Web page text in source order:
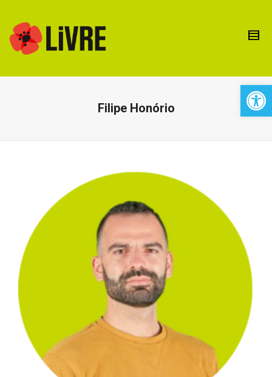
Filipe Honório